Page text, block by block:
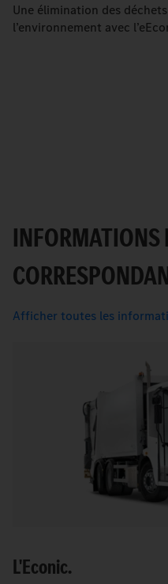
Une élimination des
l’environnement avec
INFORMATIONS
Afficher toutes les
L'Econic.